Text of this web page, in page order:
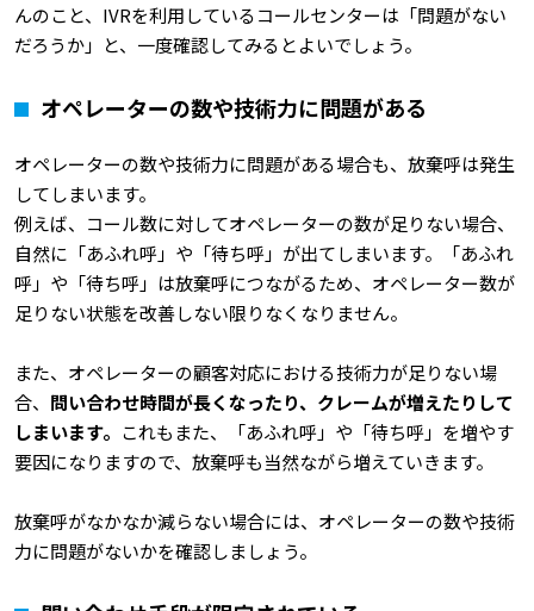
んのこと、IVRを利用しているコールセンターは「問題がない
だろうか」と、一度確認してみるとよいでしょう。
オペレーターの数や技術力に問題がある
オペレーターの数や技術力に問題がある場合も、放棄呼は発生
してしまいます。
例えば、コール数に対してオペレーターの数が足りない場合、
自然に「あふれ呼」や「待ち呼」が出てしまいます。「あふれ
呼」や「待ち呼」は放棄呼につながるため、オペレーター数が
足りない状態を改善しない限りなくなりません。
また、オペレーターの顧客対応における技術力が足りない場
合、 問い合わせ時間が長くなったり、クレームが増えたりして
しまいます。 これもまた、「あふれ呼」や「待ち呼」を増やす
要因になりますので、放棄呼も当然ながら増えていきます。
放棄呼がなかなか減らない場合には、オペレーターの数や技術
力に問題がないかを確認しましょう。